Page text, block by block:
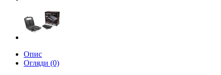
Опис
Огляди (0)